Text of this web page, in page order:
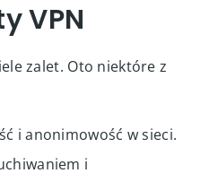
VPN
zalet. Oto niektóre z
i anonimowość w sieci.
i